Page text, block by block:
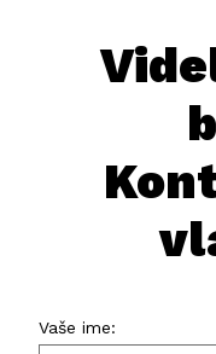
Vaše ime: